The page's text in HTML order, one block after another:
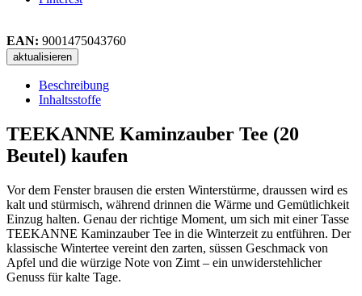
EAN: 9001475043760
Beschreibung
Inhaltsstoffe
TEEKANNE Kaminzauber Tee (20
Beutel) kaufen
Vor dem Fenster brausen die ersten Winterstürme, draussen wird es
kalt und stürmisch, während drinnen die Wärme und Gemütlichkeit
Einzug halten. Genau der richtige Moment, um sich mit einer Tasse
TEEKANNE Kaminzauber Tee in die Winterzeit zu entführen. Der
klassische Wintertee vereint den zarten, süssen Geschmack von
Apfel und die würzige Note von Zimt – ein unwiderstehlicher
Genuss für kalte Tage.